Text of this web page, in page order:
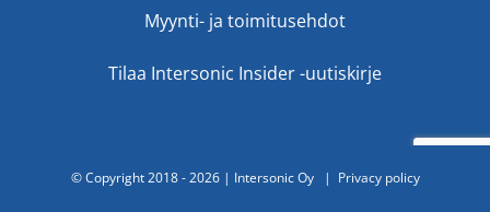
Myynti- ja toimitusehdot
Tilaa Intersonic Insider -uutiskirje
© Copyright 2018 -2026 | Intersonic Oy | Privacy policy